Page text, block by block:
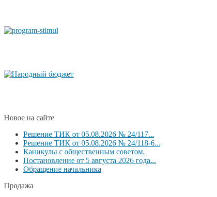
Новое на сайте
Решение ТИК от 05.08.2026 № 24/117...
Решение ТИК от 05.08.2026 № 24/118-6...
Каникулы с общественным советом.
Постановление от 5 августа 2026 года...
Обращение начальника
Продажа